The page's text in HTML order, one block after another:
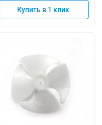
Купить в 1 клик